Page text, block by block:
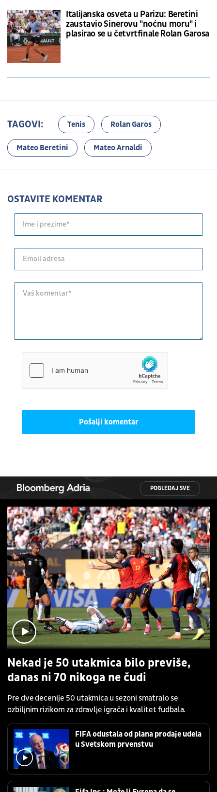
Italijanska osveta u Parizu: Beretini
zaustavio Sinerovu "noćnu moru" i
plasirao se u četvrtfinale Rolan Garosa
TAGOVI: Tenis Rolan Garos
Mateo Beretini Mateo Arnaldi
OSTAVITE KOMENTAR
Pošalji komentar
POGLEDAJ SVE
Nekad je 50 utakmica bilo previše,
danas ni 70 nikoga ne čudi
Pre dve decenije 50 utakmica u sezoni smatralo se
ozbiljnim rizikom za zdravlje igrača i kvalitet fudbala.
FIFA odustala od plana prodaje udela
u Svetskom prvenstvu